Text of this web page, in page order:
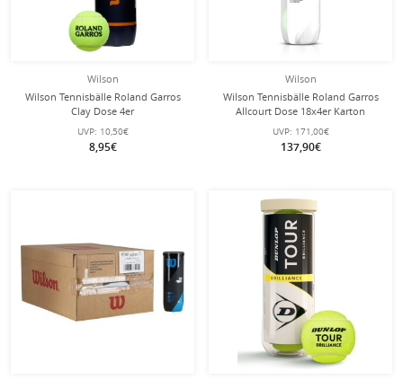
Wilson
Wilson Tennisbälle Roland Garros
Clay Dose 4er
UVP: 10,50€
8,95€
Wilson
Wilson Tennisbälle Roland Garros
Allcourt Dose 18x4er Karton
UVP: 171,00€
137,90€